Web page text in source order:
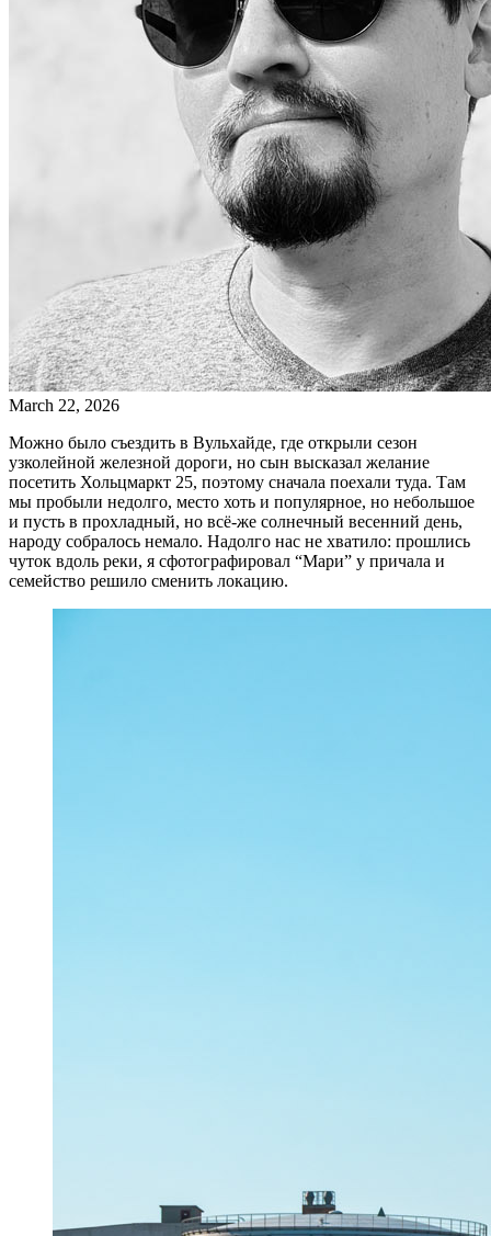
March 22, 2026
Можно было съездить в Вульхайде, где открыли сезон
узколейной железной дороги, но сын высказал желание
посетить Хольцмаркт 25, поэтому сначала поехали туда. Там
мы пробыли недолго, место хоть и популярное, но небольшое
и пусть в прохладный, но всё-же солнечный весенний день,
народу собралось немало. Надолго нас не хватило: прошлись
чуток вдоль реки, я сфотографировал “Мари” у причала и
семейство решило сменить локацию.